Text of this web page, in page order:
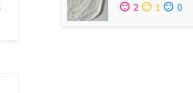
sentiment_satisfied 2 sentiment_neutral 1 sentiment_dissatisfied 0